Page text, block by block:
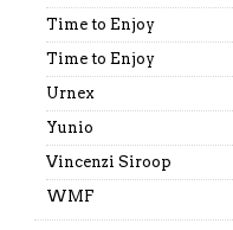
Time to Enjoy
Time to Enjoy
Urnex
Yunio
Vincenzi Siroop
WMF